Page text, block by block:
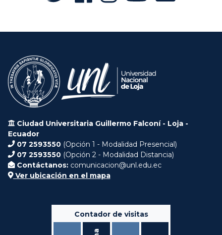
Ciudad Universitaria Guillermo Falconí - Loja -
Ecuador
07 2593550 (Opción 1 - Modalidad Presencial)
07 2593550 (Opción 2 - Modalidad Distancia)
Contáctanos: comunicacion@unl.edu.ec
Ver ubicación en el mapa
Contador de visitas